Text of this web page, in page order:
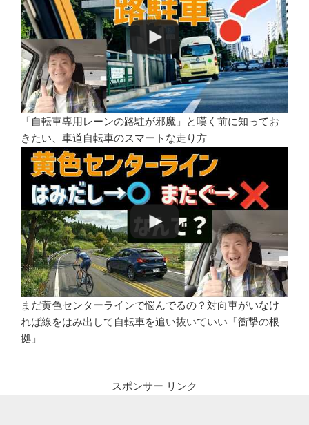
「自転車専用レーンの路駐が邪魔」と嘆く前に知ってお
きたい、車道自転車のスマートな走り方
まだ黄色センターラインで悩んでるの？対向車がいなけ
れば線をはみ出して自転車を追い抜いていい「衝撃の根
拠」
スポンサー リンク